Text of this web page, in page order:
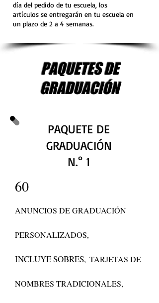
día del pedido de tu escuela, los
artículos se entregarán en tu escuela en
un plazo de 2 a 4 semanas.
PAQUETES DE
GRADUACIÓN
PAQUETE DE
GRADUACIÓN
N.° 1
60
ANUNCIOS DE GRADUACIÓN
PERSONALIZADOS,
INCLUYE SOBRES, TARJETAS DE
NOMBRES TRADICIONALES,